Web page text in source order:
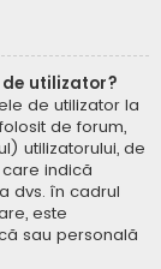
utilizator?
de utilizator la
de forum,
utilizatorului, de
indică
dvs. în cadrul
este
sau personală